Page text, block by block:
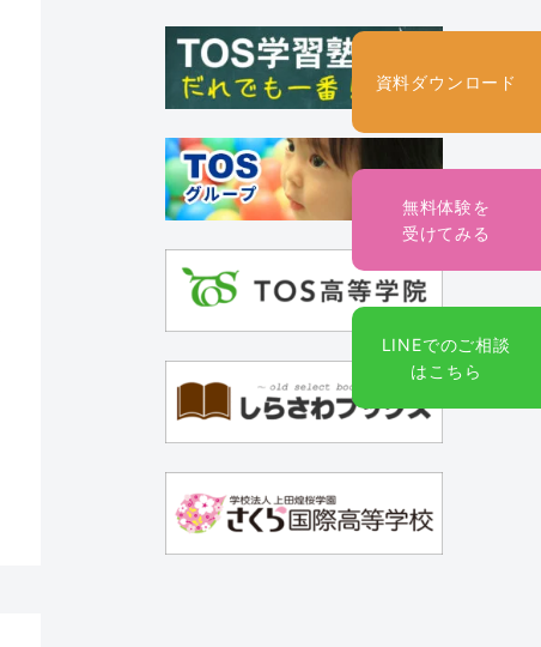
資料ダウンロード
無料体験を
受けてみる
LINEでのご相談
はこちら